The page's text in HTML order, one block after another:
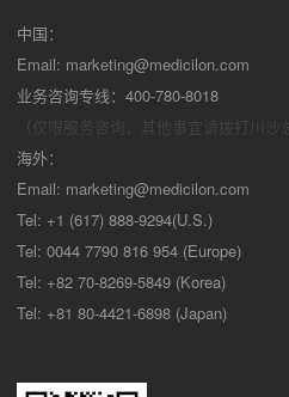
中国：
Email: marketing@medicilon.com
业务咨询专线：400-780-8018
海外：
Email: marketing@medicilon.com
Tel: +1 (617) 888-9294(U.S.)
Tel: 0044 7790 816 954 (Europe)
Tel: +82 70-8269-5849 (Korea)
Tel: +81 80-4421-6898 (Japan)